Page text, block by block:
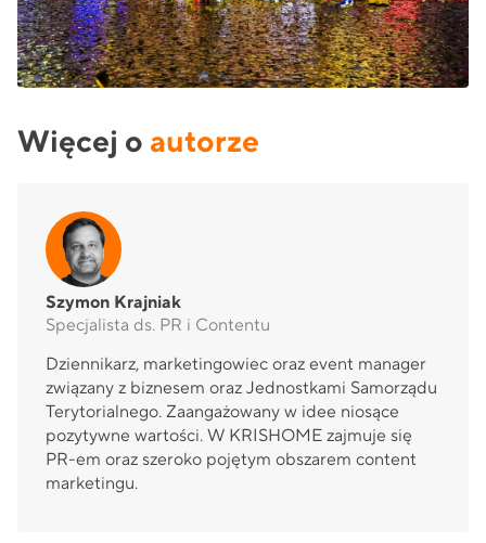
Więcej o autorze
Szymon Krajniak
Specjalista ds. PR i Contentu
Dziennikarz, marketingowiec oraz event manager
związany z biznesem oraz Jednostkami Samorządu
Terytorialnego. Zaangażowany w idee niosące
pozytywne wartości. W KRISHOME zajmuje się
PR-em oraz szeroko pojętym obszarem content
marketingu.